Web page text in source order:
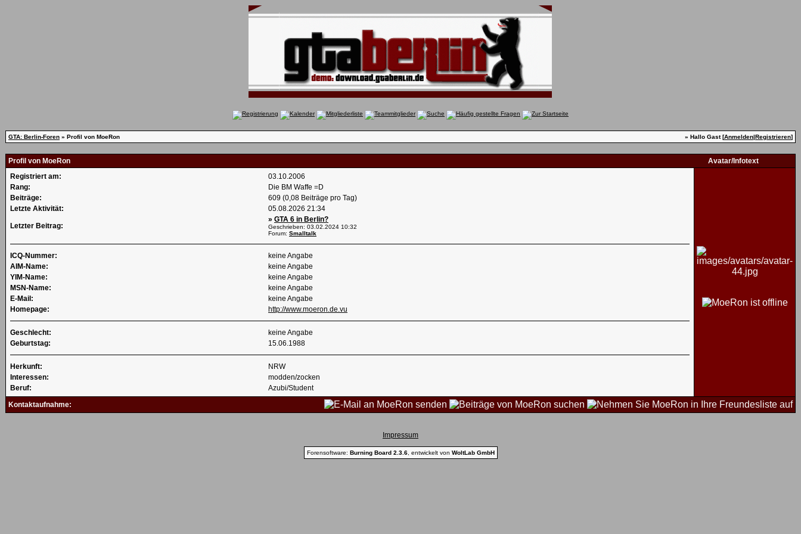
GTA: Berlin-Foren » Profil von MoeRon » Hallo Gast [Anmelden|Registrieren]
Profil von MoeRon
Avatar/Infotext
Registriert am:
03.10.2006
Rang:
Die BM Waffe =D
Beiträge:
609 (0,08 Beiträge pro Tag)
Letzte Aktivität:
05.08.2026 21:34
Letzter Beitrag:
» GTA 6 in Berlin?
Geschrieben: 03.02.2024 10:32
Forum: Smalltalk
ICQ-Nummer:
keine Angabe
AIM-Name:
keine Angabe
YIM-Name:
keine Angabe
MSN-Name:
keine Angabe
E-Mail:
keine Angabe
Homepage:
http://www.moeron.de.vu
Geschlecht:
keine Angabe
Geburtstag:
15.06.1988
Herkunft:
NRW
Interessen:
modden/zocken
Beruf:
Azubi/Student
Kontaktaufnahme:
Impressum
Forensoftware: Burning Board 2.3.6, entwickelt von WoltLab GmbH